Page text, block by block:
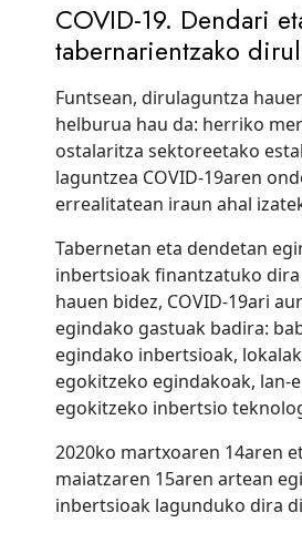
COVID-19. Dendari
tabernarientzako
Funtsean, dirulaguntza
helburua hau da: herriko
ostalaritza sektoreetako
laguntzea COVID-19aren
errealitatean iraun ahal
Tabernetan eta dendetan
inbertsioak finantzatuko
hauen bidez, COVID-19ari
egindako gastuak badira:
egindako inbertsioak,
egokitzeko egindakoak, lan-
egokitzeko inbertsio
2020ko martxoaren 14aren
maiatzaren 15aren artean
inbertsioak lagunduko dira